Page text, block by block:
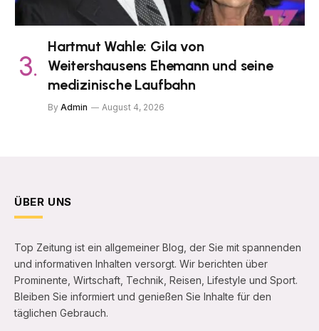
Hartmut Wahle: Gila von
Weitershausens Ehemann und seine
medizinische Laufbahn
By Admin August 4, 2026
ÜBER UNS
Top Zeitung ist ein allgemeiner Blog, der Sie mit spannenden
und informativen Inhalten versorgt. Wir berichten über
Prominente, Wirtschaft, Technik, Reisen, Lifestyle und Sport.
Bleiben Sie informiert und genießen Sie Inhalte für den
täglichen Gebrauch.